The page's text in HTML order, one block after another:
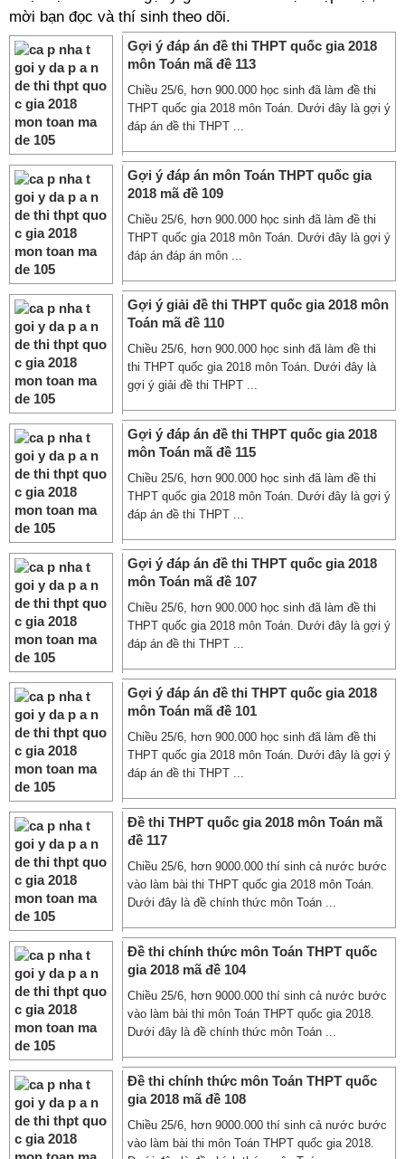
mời bạn đọc và thí sinh theo dõi.
Gợi ý đáp án đề thi THPT quốc gia 2018
môn Toán mã đề 113
Chiều 25/6, hơn 900.000 học sinh đã làm đề thi
THPT quốc gia 2018 môn Toán. Dưới đây là gợi ý
đáp án đề thi THPT ...
Gợi ý đáp án môn Toán THPT quốc gia
2018 mã đề 109
Chiều 25/6, hơn 900.000 học sinh đã làm đề thi
THPT quốc gia 2018 môn Toán. Dưới đây là gợi ý
đáp án đáp án môn ...
Gợi ý giải đề thi THPT quốc gia 2018 môn
Toán mã đề 110
Chiều 25/6, hơn 900.000 học sinh đã làm đề thi
thi THPT quốc gia 2018 môn Toán. Dưới đây là
gợi ý giải đề thi THPT ...
Gợi ý đáp án đề thi THPT quốc gia 2018
môn Toán mã đề 115
Chiều 25/6, hơn 900.000 học sinh đã làm đề thi
THPT quốc gia 2018 môn Toán. Dưới đây là gợi ý
đáp án đề thi THPT ...
Gợi ý đáp án đề thi THPT quốc gia 2018
môn Toán mã đề 107
Chiều 25/6, hơn 900.000 học sinh đã làm đề thi
THPT quốc gia 2018 môn Toán. Dưới đây là gợi ý
đáp án đề thi THPT ...
Gợi ý đáp án đề thi THPT quốc gia 2018
môn Toán mã đề 101
Chiều 25/6, hơn 900.000 học sinh đã làm đề thi
THPT quốc gia 2018 môn Toán. Dưới đây là gợi ý
đáp án đề thi THPT ...
Đề thi THPT quốc gia 2018 môn Toán mã
đề 117
Chiều 25/6, hơn 9000.000 thí sinh cả nước bước
vào làm bài thi THPT quốc gia 2018 môn Toán.
Dưới đây là đề chính thức môn Toán ...
Đề thi chính thức môn Toán THPT quốc
gia 2018 mã đề 104
Chiều 25/6, hơn 9000.000 thí sinh cả nước bước
vào làm bài thi môn Toán THPT quốc gia 2018.
Dưới đây là đề chính thức môn Toán ...
Đề thi chính thức môn Toán THPT quốc
gia 2018 mã đề 108
Chiều 25/6, hơn 9000.000 thí sinh cả nước bước
vào làm bài thi môn Toán THPT quốc gia 2018.